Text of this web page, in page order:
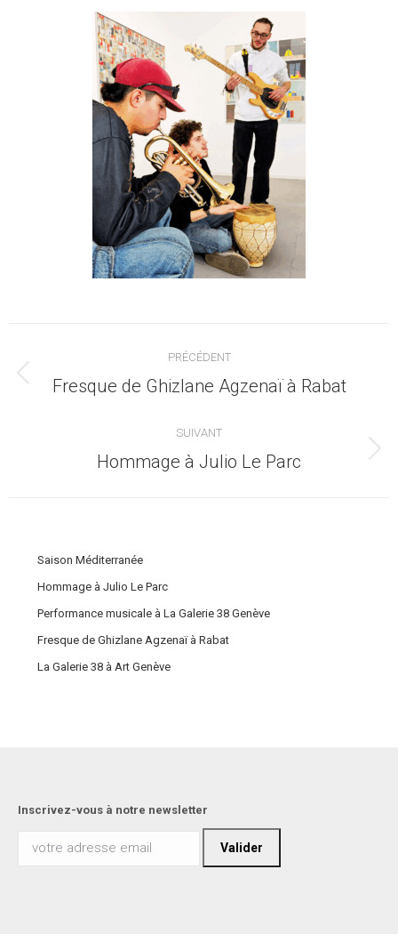
article
PRÉCÉDENT
Article
:
Fresque de Ghizlane Agzenaï à Rabat
SUIVANT
Article
Hommage à Julio Le Parc
Saison Méditerranée
Hommage à Julio Le Parc
Performance musicale à La Galerie 38 Genève
Fresque de Ghizlane Agzenaï à Rabat
La Galerie 38 à Art Genève
Inscrivez-vous à notre newsletter